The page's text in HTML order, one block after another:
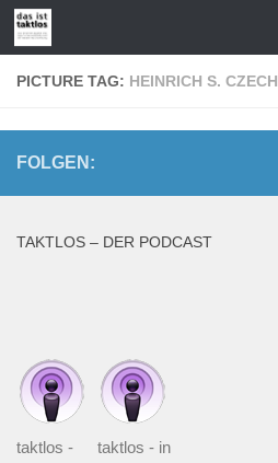
Zum Inhalt springen
PICTURE TAG: HEINRICH S. CZECH
FOLGEN:
TAKTLOS – DER PODCAST
taktlos -
taktlos - in